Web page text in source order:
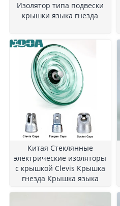
Изолятор типа подвески
крышки языка гнезда
Китая Стеклянные
электрические изоляторы
с крышкой Clevis Крышка
гнезда Крышка языка